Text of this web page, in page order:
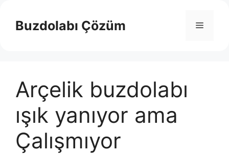
Buzdolabı Çözüm Menü
Arçelik buzdolabı
ışık yanıyor ama
Çalışmıyor